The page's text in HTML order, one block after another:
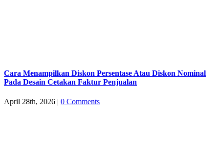
Cara Menampilkan Diskon Persentase Atau Diskon Nominal
Pada Desain Cetakan Faktur Penjualan
April 28th, 2026 | 0 Comments